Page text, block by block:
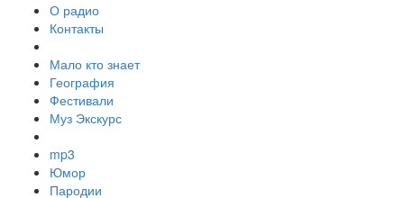
О радио
Контакты
Мало кто знает
География
Фестивали
Муз Экскурс
mp3
Юмор
Пародии